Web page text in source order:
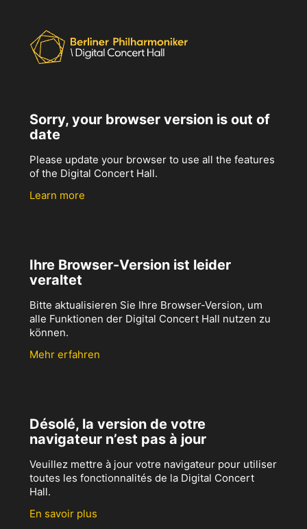
Sorry, your browser version is out of
date
Please update your browser to use all the features
of the Digital Concert Hall.
Learn more
Ihre Browser-Version ist leider
veraltet
Bitte aktualisieren Sie Ihre Browser-Version, um
alle Funktionen der Digital Concert Hall nutzen zu
können.
Mehr erfahren
Désolé, la version de votre
navigateur n’est pas à jour
Veuillez mettre à jour votre navigateur pour utiliser
toutes les fonctionnalités de la Digital Concert
Hall.
En savoir plus